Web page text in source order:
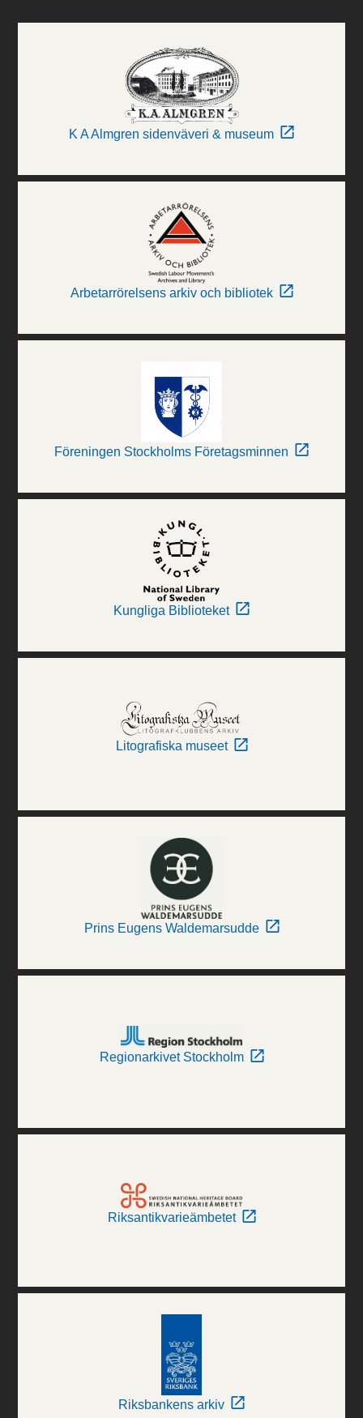
K A Almgren sidenväveri & museum
Arbetarrörelsens arkiv och bibliotek
Föreningen Stockholms Företagsminnen
Kungliga Biblioteket
Litografiska museet
Prins Eugens Waldemarsudde
Regionarkivet Stockholm
Riksantikvarieämbetet
Riksbankens arkiv